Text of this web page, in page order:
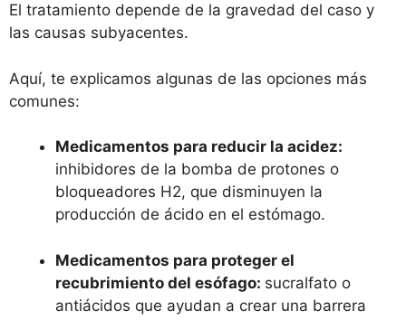
El tratamiento depende de la gravedad del caso y
las causas subyacentes.
Aquí, te explicamos algunas de las opciones más
comunes:
Medicamentos para reducir la acidez:
inhibidores de la bomba de protones o
bloqueadores H2, que disminuyen la
producción de ácido en el estómago.
Medicamentos para proteger el
recubrimiento del esófago: sucralfato o
antiácidos que ayudan a crear una barrera